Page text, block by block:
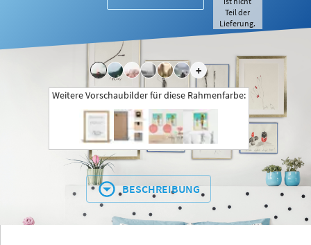
+
Teil der
Lieferung.
Weitere Vorschaubilder für diese Rahmenfarbe:
BESCHREIBUNG